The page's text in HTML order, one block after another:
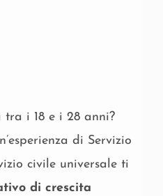
tra i 18 e i 28 anni?
di Servizio
civile universale ti
di crescita